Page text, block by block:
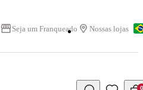
Seja um Franqueado Nossas lojas
0